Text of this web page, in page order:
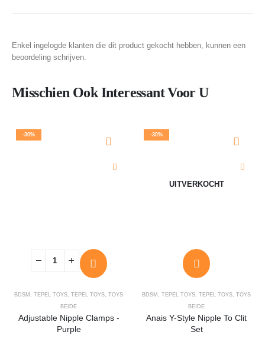
Enkel ingelogde klanten die dit product gekocht hebben, kunnen een
beoordeling schrijven.
Misschien Ook Interessant Voor U
-30%
BDSM , TEPEL TOYS, TEPEL TOYS, TOYS
BEIDE
Adjustable Nipple Clamps -
Purple
-30%
UITVERKOCHT
BDSM , TEPEL TOYS, TEPEL TOYS, TOYS
BEIDE
Anais Y-Style Nipple To Clit
Set